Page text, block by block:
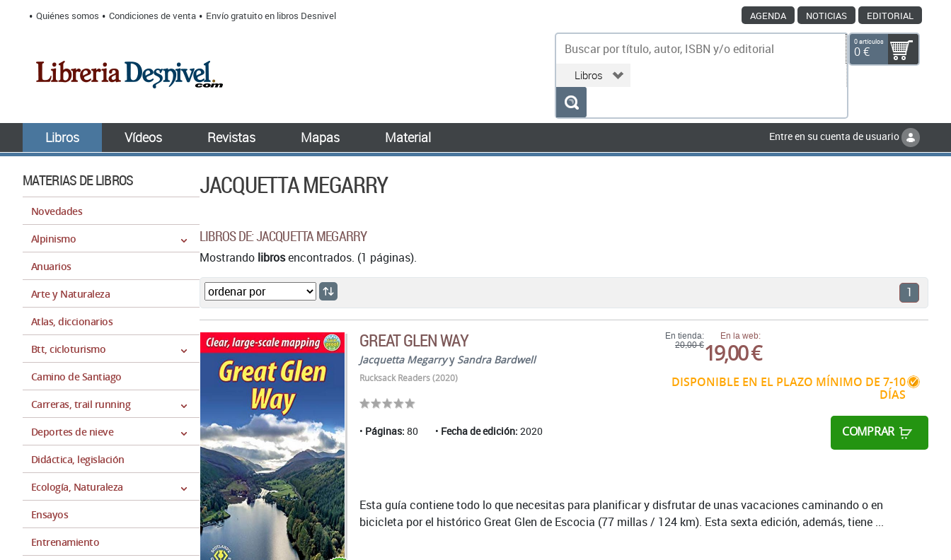
Quiénes somos Condiciones de venta Envío gratuito en libros Desnivel AGENDA NOTICIAS EDITORIAL
0 artículos
0 €
Libros Vídeos Revistas Mapas Material Entre en su cuenta de usuario
MATERIAS DE LIBROS
Novedades
Alpinismo
Anuarios
Arte y Naturaleza
Atlas, diccionarios
Btt, cicloturismo
Camino de Santiago
Carreras, trail running
Deportes de nieve
Didáctica, legislación
Ecología, Naturaleza
Ensayos
Entrenamiento
JACQUETTA MEGARRY
LIBROS DE: JACQUETTA MEGARRY
Mostrando librosencontrados. (1 páginas).
1
GREAT GLEN WAY
Jacquetta Megarryy Sandra Bardwell
Rucksack Readers (2020)
Páginas: 80 Fecha de edición: 2020
En tienda:
20,00 €
En la web:
19,00 €
DISPONIBLE EN EL PLAZO MÍNIMO DE 7-10
DÍAS
COMPRAR
Esta guía contiene todo lo que necesitas para planificar y disfrutar de unas vacaciones caminando o en
bicicleta por el histórico Great Glen de Escocia (77 millas / 124 km). Esta sexta edición, además, tiene ...